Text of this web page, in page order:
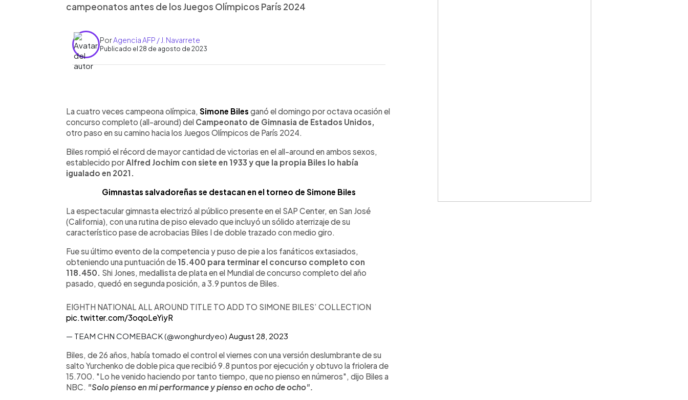
campeonatos antes de los Juegos Olímpicos París 2024
PorAgencia AFP / J. Navarrete
Publicado el 28 de agosto de 2023
Escuchar artículo
La cuatro veces campeona olímpica, Simone Biles ganó el domingo por octava ocasión el
concurso completo (all-around) del Campeonato de Gimnasia de Estados Unidos,
otro paso en su camino hacia los Juegos Olímpicos de París 2024.
Biles rompió el récord de mayor cantidad de victorias en el all-around en ambos sexos,
establecido por Alfred Jochim con siete en 1933 y que la propia Biles lo había
igualado en 2021.
Gimnastas salvadoreñas se destacan en el torneo de Simone Biles
La espectacular gimnasta electrizó al público presente en el SAP Center, en San José
(California), con una rutina de piso elevado que incluyó un sólido aterrizaje de su
característico pase de acrobacias Biles I de doble trazado con medio giro.
Fue su último evento de la competencia y puso de pie a los fanáticos extasiados,
obteniendo una puntuación de 15.400 para terminar el concurso completo con
118.450. Shi Jones, medallista de plata en el Mundial de concurso completo del año
pasado, quedó en segunda posición, a 3.9 puntos de Biles.
EIGHTH NATIONAL ALL AROUND TITLE TO ADD TO SIMONE BILES’ COLLECTION
pic.twitter.com/3oqoLeYiyR
— TEAM CHN COMEBACK (@wonghurdyeo) August 28, 2023
Biles, de 26 años, había tomado el control el viernes con una versión deslumbrante de su
salto Yurchenko de doble pica que recibió 9.8 puntos por ejecución y obtuvo la friolera de
15.700. "Lo he venido haciendo por tanto tiempo, que no pienso en números", dijo Biles a
NBC. "Solo pienso en mi performance y pienso en ocho de ocho".